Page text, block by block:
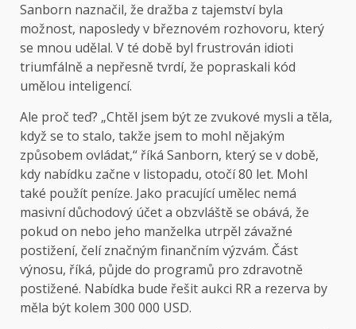
Sanborn naznačil, že dražba z tajemství byla
možnost, naposledy v březnovém rozhovoru, který
se mnou udělal. V té době byl frustrován idioti
triumfálně a nepřesně tvrdí, že popraskali kód
umělou inteligencí.
Ale proč teď? „Chtěl jsem být ze zvukové mysli a těla,
když se to stalo, takže jsem to mohl nějakým
způsobem ovládat,“ říká Sanborn, který se v době,
kdy nabídku začne v listopadu, otočí 80 let. Mohl
také použít peníze. Jako pracující umělec nemá
masivní důchodový účet a obzvláště se obává, že
pokud on nebo jeho manželka utrpěl závažné
postižení, čelí značným finančním výzvám. Část
výnosu, říká, půjde do programů pro zdravotně
postižené. Nabídka bude řešit aukci RR a rezerva by
měla být kolem 300 000 USD.